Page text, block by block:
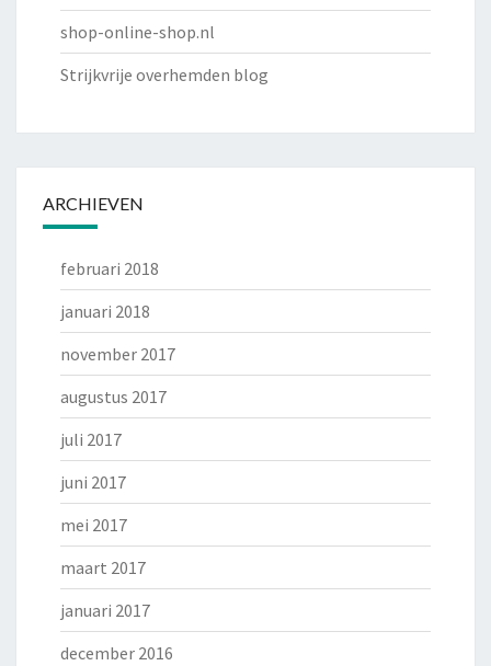
shop-online-shop.nl
Strijkvrije overhemden blog
ARCHIEVEN
februari 2018
januari 2018
november 2017
augustus 2017
juli 2017
juni 2017
mei 2017
maart 2017
januari 2017
december 2016